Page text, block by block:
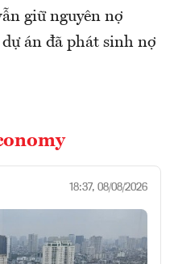
giữ nguyên nợ
án đã phát sinh nợ
18:37, 08/08/2026